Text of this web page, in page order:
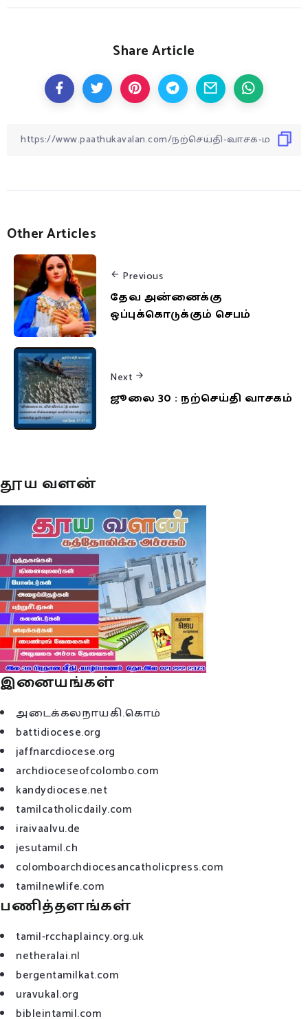
Share Article
Other Articles
Previous
தேவ அன்னைக்கு
ஒப்புக்கொடுக்கும் செபம்
Next
ஜூலை 30 : நற்செய்தி வாசகம்
தூய வளன்
இனையங்கள்
அடைக்கலநாயகி.கொம்
battidiocese.org
jaffnarcdiocese.org
archdioceseofcolombo.com
kandydiocese.net
tamilcatholicdaily.com
iraivaalvu.de
jesutamil.ch
colomboarchdiocesancatholicpress.com
tamilnewlife.com
பணித்தளங்கள்
tamil-rcchaplaincy.org.uk
netheralai.nl
bergentamilkat.com
uravukal.org
bibleintamil.com